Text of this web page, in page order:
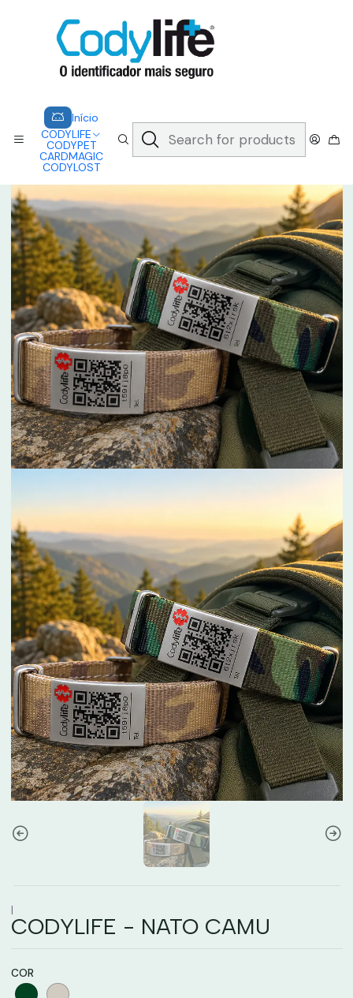
Início
CODYLIFE
CODYPET
CARDMAGIC
CODYLOST
A CODYLIFE PERMITE AOS SOCORRISTAS ACEDER
INSTANTANEAMENTE AOS SEUS DADOS ATRAVÉS DE UM QR CODE
Saber mais
|
CODYLIFE - NATO CAMU
COR